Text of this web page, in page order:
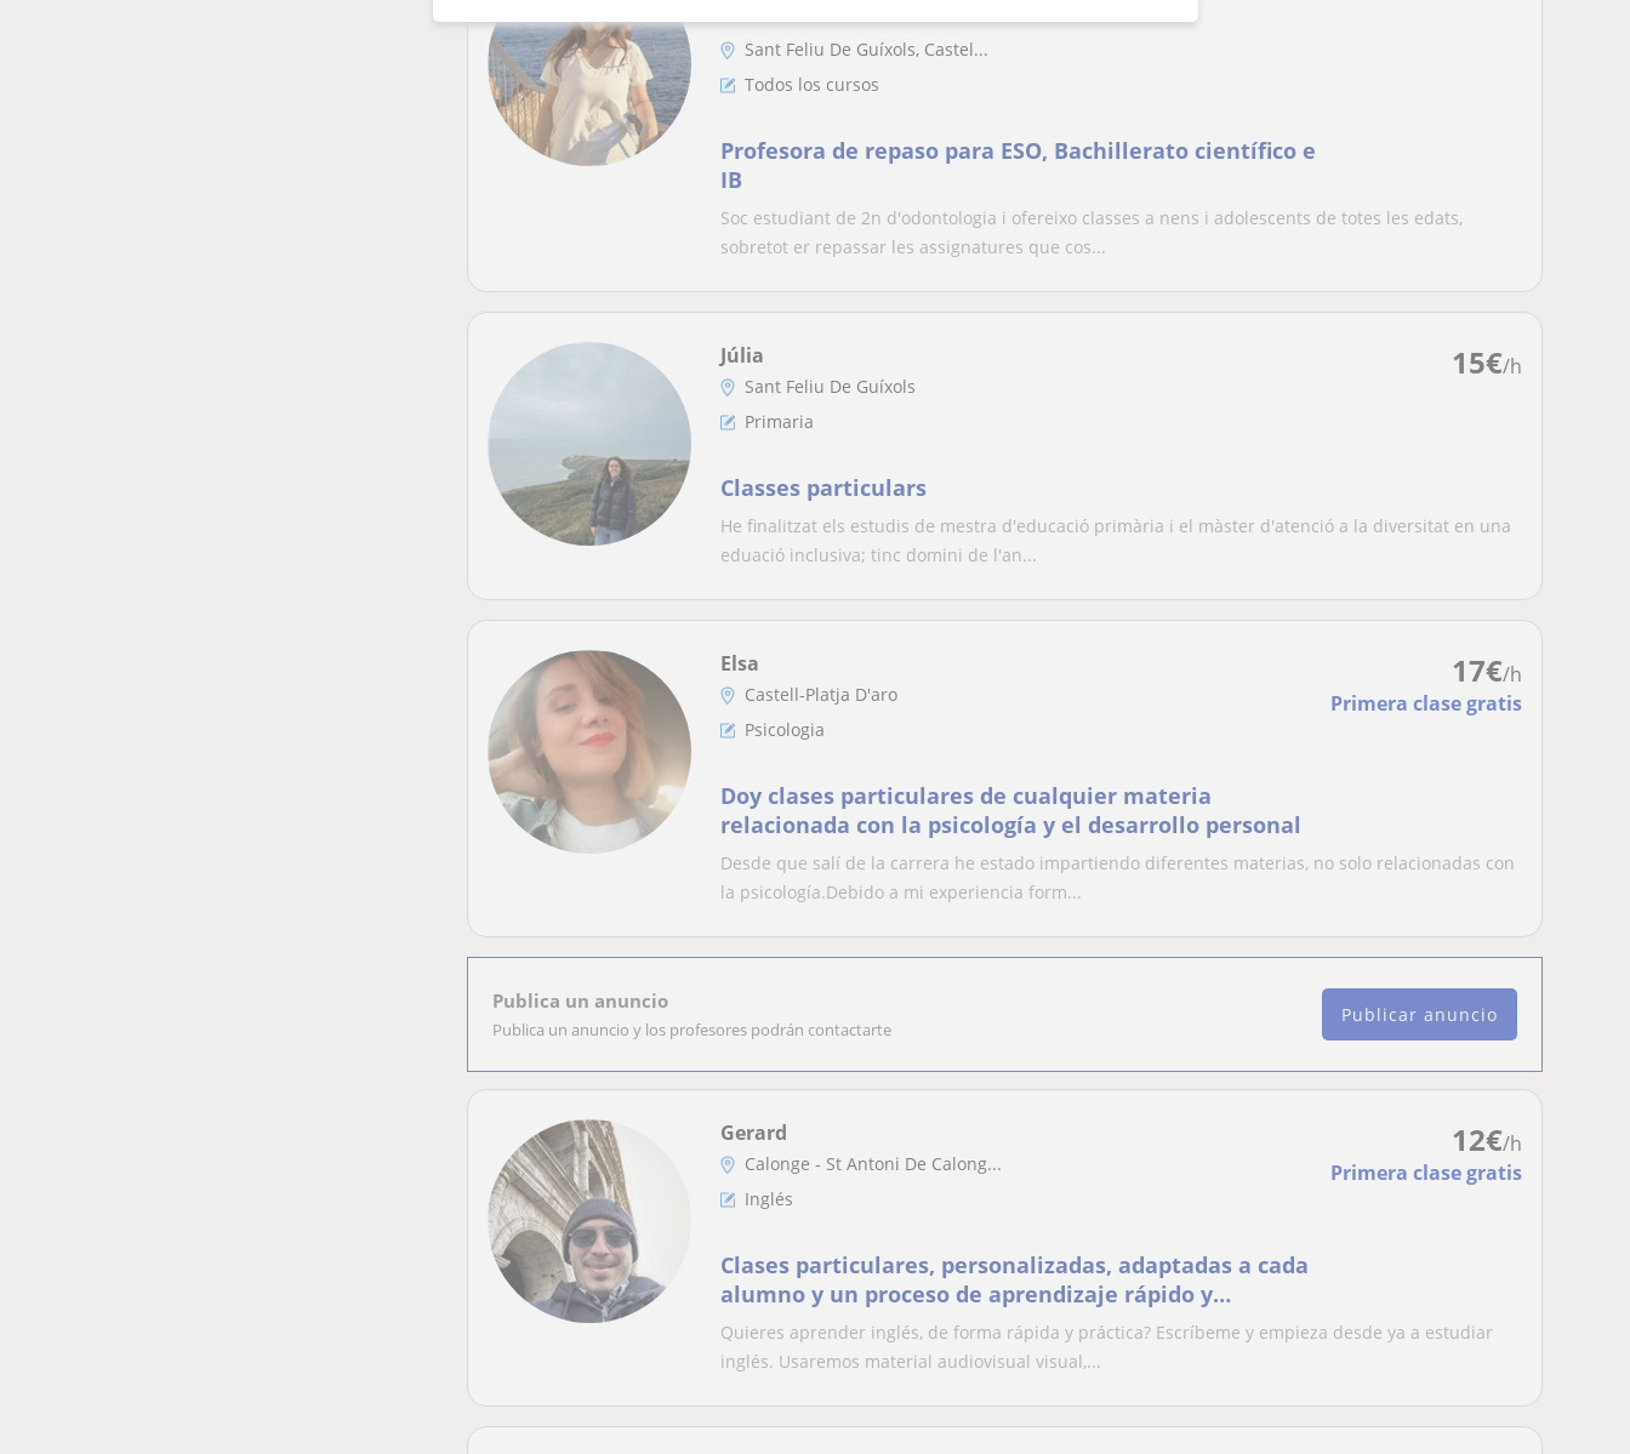
Sant Feliu De Guíxols, Castel...
Todos los cursos
Profesora de repaso para ESO, Bachillerato científico e
IB
Soc estudiant de 2n d'odontologia i ofereixo classes a nens i adolescents de totes les edats,
sobretot er repassar les assignatures que cos...
15€/h
Júlia
Sant Feliu De Guíxols
Primaria
Classes particulars
He finalitzat els estudis de mestra d'educació primària i el màster d'atenció a la diversitat en una
eduació inclusiva; tinc domini de l'an...
17€/h
Primera clase gratis
Elsa
Castell-Platja D'aro
Psicologia
Doy clases particulares de cualquier materia
relacionada con la psicología y el desarrollo personal
Desde que salí de la carrera he estado impartiendo diferentes materias, no solo relacionadas con
la psicología.Debido a mi experiencia form...
Publica un anuncio
Publica un anuncio y los profesores podrán contactarte
Publicar anuncio
12€/h
Primera clase gratis
Gerard
Calonge - St Antoni De Calong...
Inglés
Clases particulares, personalizadas, adaptadas a cada
alumno y un proceso de aprendizaje rápido y
constante.
Quieres aprender inglés, de forma rápida y práctica? Escríbeme y empieza desde ya a estudiar
inglés. Usaremos material audiovisual visual,...